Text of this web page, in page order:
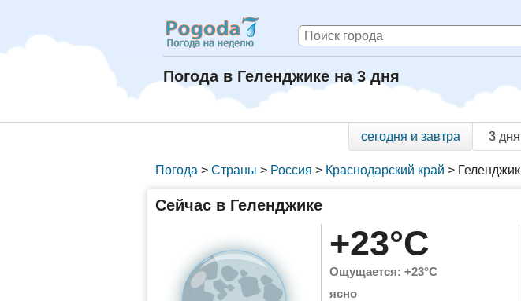
Погода в Геленджике на 3 дня
сегодня и завтра 3 дня
Погода > Страны > Россия > Краснодарский край > Геленджик
Сейчас в Геленджике
+23°C
Ощущается: +23°C
ясно